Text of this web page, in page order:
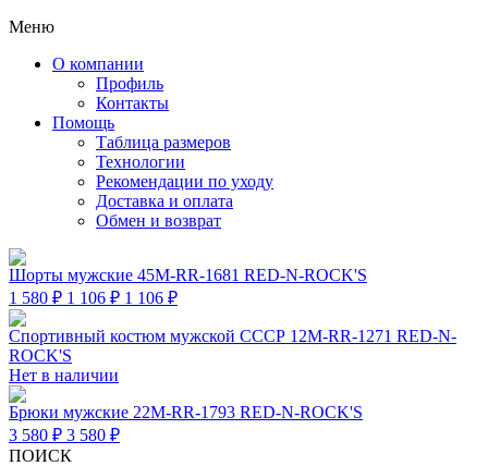
Меню
О компании
Профиль
Контакты
Помощь
Таблица размеров
Технологии
Рекомендации по уходу
Доставка и оплата
Обмен и возврат
Шорты мужские 45M-RR-1681 RED-N-ROCK'S
1 580 ₽ 1 106 ₽ 1 106 ₽
Спортивный костюм мужской СССР 12M-RR-1271 RED-N-
ROCK'S
Нет в наличии
Брюки мужские 22M-RR-1793 RED-N-ROCK'S
3 580 ₽ 3 580 ₽
ПОИСК